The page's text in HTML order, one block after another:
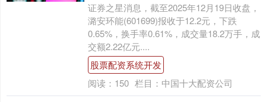
证券之星消息，截至2025年12月19日收盘，
潞安环能(601699)报收于12.2元，下跌
0.65%，换手率0.61%，成交量18.2万手，成
交额2.22亿元....
股票配资系统开发
阅读： 150 栏目： 中国十大配资公司